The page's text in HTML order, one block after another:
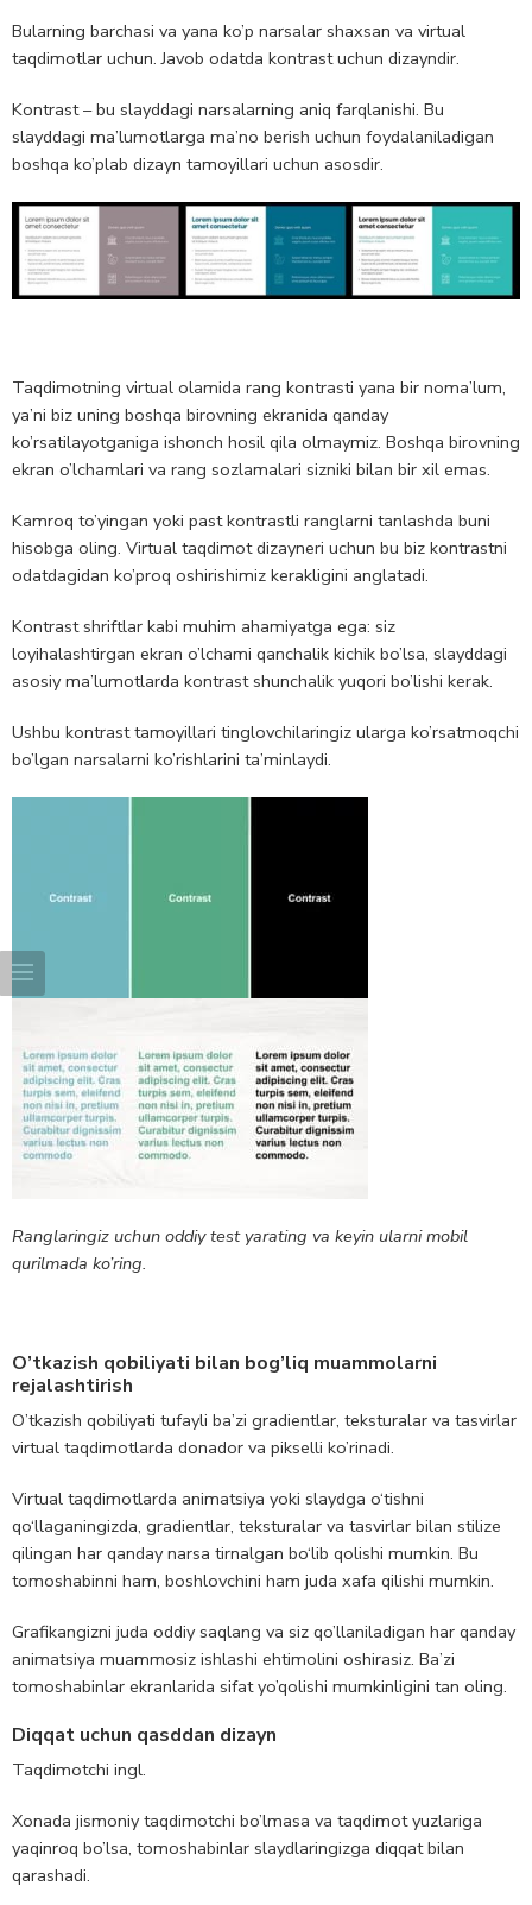
Bularning barchasi va yana ko’p narsalar shaxsan va virtual
taqdimotlar uchun. Javob odatda kontrast uchun dizayndir.
Kontrast – bu slayddagi narsalarning aniq farqlanishi. Bu
slayddagi ma’lumotlarga ma’no berish uchun foydalaniladigan
boshqa ko’plab dizayn tamoyillari uchun asosdir.
Taqdimotning virtual olamida rang kontrasti yana bir noma’lum,
ya’ni biz uning boshqa birovning ekranida qanday
ko’rsatilayotganiga ishonch hosil qila olmaymiz. Boshqa birovning
ekran o’lchamlari va rang sozlamalari sizniki bilan bir xil emas.
Kamroq to’yingan yoki past kontrastli ranglarni tanlashda buni
hisobga oling. Virtual taqdimot dizayneri uchun bu biz kontrastni
odatdagidan ko’proq oshirishimiz kerakligini anglatadi.
Kontrast shriftlar kabi muhim ahamiyatga ega: siz
loyihalashtirgan ekran o’lchami qanchalik kichik bo’lsa, slayddagi
asosiy ma’lumotlarda kontrast shunchalik yuqori bo’lishi kerak.
Ushbu kontrast tamoyillari tinglovchilaringiz ularga ko’rsatmoqchi
bo’lgan narsalarni ko’rishlarini ta’minlaydi.
Ranglaringiz uchun oddiy test yarating va keyin ularni mobil
qurilmada ko’ring.
O’tkazish qobiliyati bilan bog’liq muammolarni
rejalashtirish
O’tkazish qobiliyati tufayli ba’zi gradientlar, teksturalar va tasvirlar
virtual taqdimotlarda donador va pikselli ko’rinadi.
Virtual taqdimotlarda animatsiya yoki slaydga o‘tishni
qo‘llaganingizda, gradientlar, teksturalar va tasvirlar bilan stilize
qilingan har qanday narsa tirnalgan bo‘lib qolishi mumkin. Bu
tomoshabinni ham, boshlovchini ham juda xafa qilishi mumkin.
Grafikangizni juda oddiy saqlang va siz qo’llaniladigan har qanday
animatsiya muammosiz ishlashi ehtimolini oshirasiz. Ba’zi
tomoshabinlar ekranlarida sifat yo’qolishi mumkinligini tan oling.
Diqqat uchun qasddan dizayn
Taqdimotchi ingl.
Xonada jismoniy taqdimotchi bo’lmasa va taqdimot yuzlariga
yaqinroq bo’lsa, tomoshabinlar slaydlaringizga diqqat bilan
qarashadi.